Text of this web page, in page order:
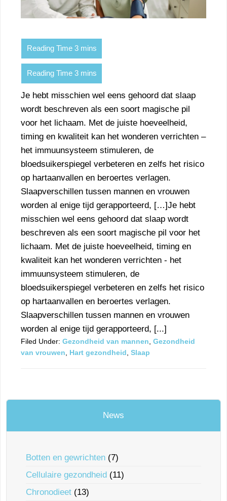
Je hebt misschien wel eens gehoord dat slaap
wordt beschreven als een soort magische pil
voor het lichaam. Met de juiste hoeveelheid,
timing en kwaliteit kan het wonderen verrichten –
het immuunsysteem stimuleren, de
bloedsuikerspiegel verbeteren en zelfs het risico
op hartaanvallen en beroertes verlagen.
Slaapverschillen tussen mannen en vrouwen
worden al enige tijd gerapporteerd, […]Je hebt
misschien wel eens gehoord dat slaap wordt
beschreven als een soort magische pil voor het
lichaam. Met de juiste hoeveelheid, timing en
kwaliteit kan het wonderen verrichten - het
immuunsysteem stimuleren, de
bloedsuikerspiegel verbeteren en zelfs het risico
op hartaanvallen en beroertes verlagen.
Slaapverschillen tussen mannen en vrouwen
worden al enige tijd gerapporteerd, [...]
Filed Under: Gezondheid van mannen Gezondheid
van vrouwen
Hart gezondheid Slaap
News
Botten en gewrichten (7)
Cellulaire gezondheid (11)
Chronodieet (13)